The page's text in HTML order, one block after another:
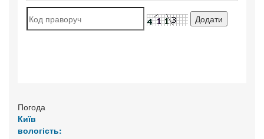
Погода
Київ
вологість: